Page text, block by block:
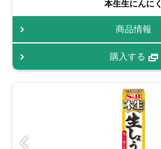
本生生にんにく
商品情報
購入する